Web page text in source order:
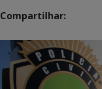
Compartilhar: